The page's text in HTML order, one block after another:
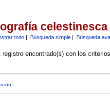
celestinesca
todo| Búsqueda simple| Búsqueda
registro encontrado(s) con los